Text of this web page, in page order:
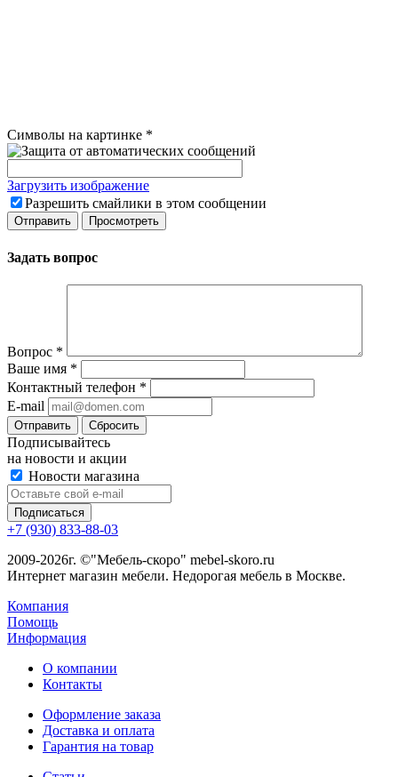
Символы на картинке *
Загрузить изображение
Разрешить смайлики в этом сообщении
Задать вопрос
Вопрос *
Ваше имя *
Контактный телефон *
E-mail
Сбросить
Подписывайтесь
на новости и акции
Новости магазина
+7 (930) 833-88-03
2009-2026г. ©"Мебель-скоро" mebel-skoro.ru
Интернет магазин мебели. Недорогая мебель в Москве.
Компания
Помощь
Информация
О компании
Контакты
Оформление заказа
Доставка и оплата
Гарантия на товар